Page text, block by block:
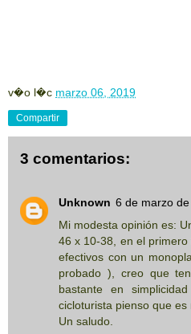
v�o l�c marzo 06, 2019
Compartir
3 comentarios:
Unknown 6 de marzo
Mi modesta opinión es:
46 x 10-38, en el
efectivos con un
probado ), creo que
bastante en
cicloturista pienso que es
Un saludo.